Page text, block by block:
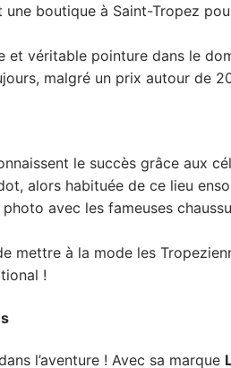
boutique à Saint-Tropez
et véritable pointure dans le
malgré un prix autour de
le succès grâce aux
alors habituée de ce lieu
avec les fameuses
mettre à la mode les
!
l’aventure ! Avec sa marque